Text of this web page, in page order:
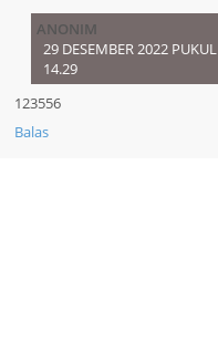
ANONIM
29 DESEMBER 2022 PUKUL
14.29
123556
Balas